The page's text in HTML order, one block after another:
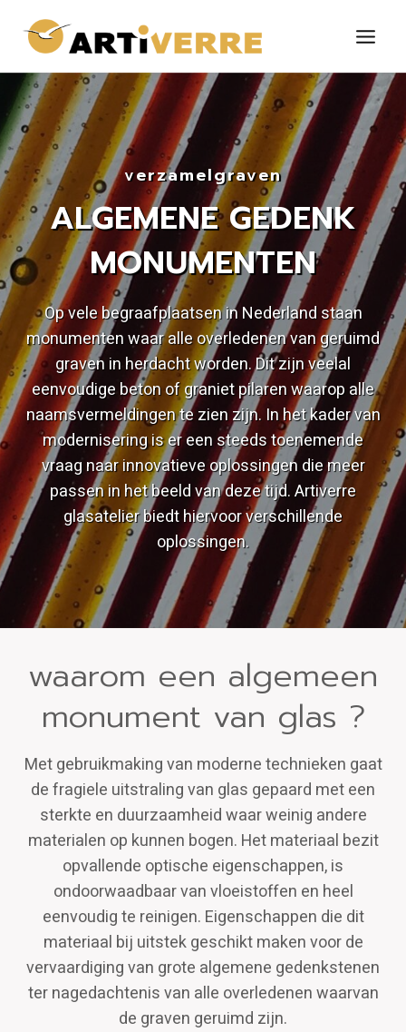
naar
verzamelgraven
ALGEMENE GEDENK
MONUMENTEN
Op vele begraafplaatsen in Nederland staan
monumenten waar alle overledenen van geruimd
graven in herdacht worden. Dit zijn veelal
eenvoudige beton of graniet pilaren waarop alle
naamsvermeldingen te zien zijn. In het kader van
modernisering is er een steeds toenemende
vraag naar innovatieve oplossingen die meer
passen in het beeld van deze tijd. Artiverre
glasatelier biedt hiervoor verschillende
oplossingen.
waarom een algemeen
monument van glas ?
Met gebruikmaking van moderne technieken gaat
de fragiele uitstraling van glas gepaard met een
sterkte en duurzaamheid waar weinig andere
materialen op kunnen bogen. Het materiaal bezit
opvallende optische eigenschappen, is
ondoorwaadbaar van vloeistoffen en heel
eenvoudig te reinigen. Eigenschappen die dit
materiaal bij uitstek geschikt maken voor de
vervaardiging van grote algemene gedenkstenen
ter nagedachtenis van alle overledenen waarvan
de graven geruimd zijn.